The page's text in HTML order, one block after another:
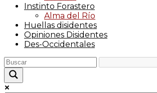
Instinto Forastero
Alma del Río
Huellas disidentes
Opiniones Disidentes
Des-Occidentales